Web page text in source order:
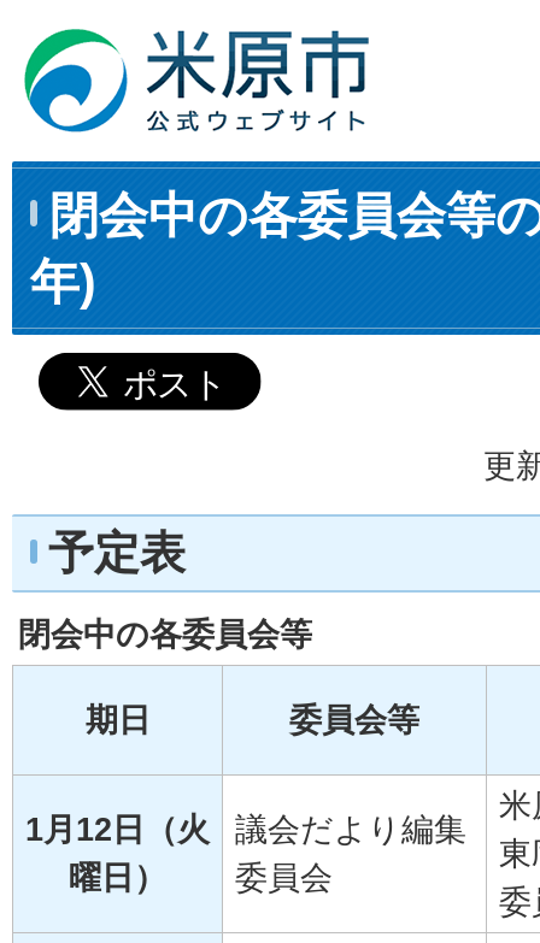
閉会中の各委員会等
年)
更
予定表
閉会中の各委員会等
期日 委員会等
1月12日（火
曜日）
議会だより編集
委員会
米
東
委